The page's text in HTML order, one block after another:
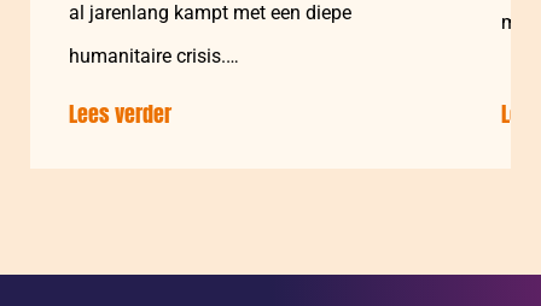
al jarenlang kampt met een diepe
humanitaire crisis.…
Lees verder
Venezuela:
week